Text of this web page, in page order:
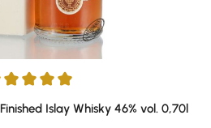
5 stars
Islay Whisky 46% vol. 0,70l